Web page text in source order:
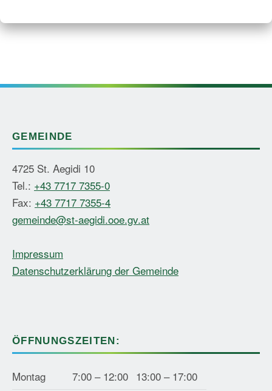
GEMEINDE
4725 St. Aegidi 10
Tel.: +43 7717 7355-0
Fax: +43 7717 7355-4
gemeinde@st-aegidi.ooe.gv.at
Impressum
Datenschutzerklärung der Gemeinde
ÖFFNUNGSZEITEN:
Montag 7:00 – 12:00 13:00 – 17:00